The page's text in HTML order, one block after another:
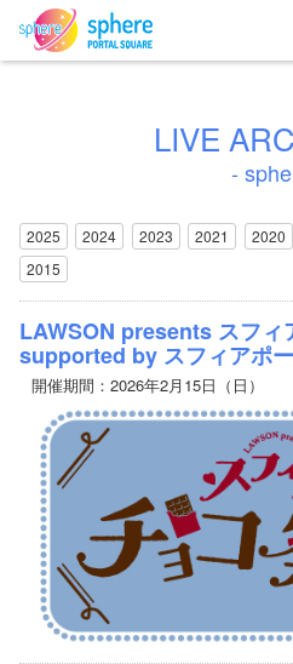
LIVE
-
2025 2024 2023 2021 2020
2015
LAWSON presents スフィ
supported by スフィアポ
開催期間：2026年2月15日（日）